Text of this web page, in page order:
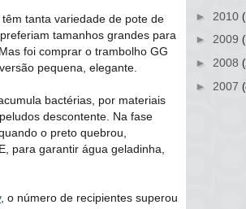
tanta variedade de pote de
tamanhos grandes para
foi comprar o trambolho GG
pequena, elegante.
bactérias, por materiais
descontente. Na fase
o preto quebrou,
para garantir água geladinha,
, o número de recipientes superou
► 2010
► 2009
► 2008
► 2007